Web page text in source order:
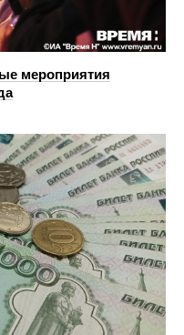
мероприятия